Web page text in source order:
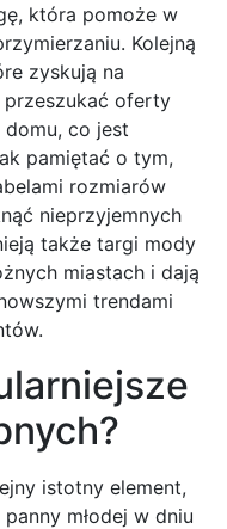
która pomoże w
Kolejną
zyskują na
przeszukać oferty
co jest
pamiętać o tym,
rozmiarów
nieprzyjemnych
także targi mody
miastach i dają
trendami
istotny element,
młodej w dniu